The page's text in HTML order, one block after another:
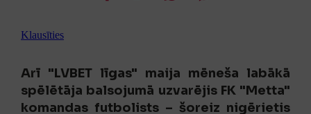
Klausīties
Arī "LVBET līgas" maija mēneša labākā
spēlētāja balsojumā uzvarējis FK "Metta"
komandas futbolists – šoreiz nigērietis